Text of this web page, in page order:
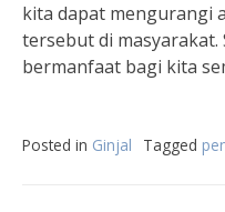
kita dapat mengurangi
tersebut di
bermanfaat bagi kita
Posted in Ginjal Tagged